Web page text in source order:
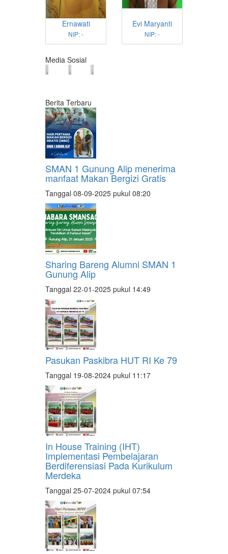
Ernawati
NIP: -
Evi Maryanti
NIP: -
Media Sosial
Berita Terbaru
SMAN 1 Gunung Alip menerima
manfaat Makan Bergizi Gratis
Tanggal 08-09-2025 pukul 08:20
Sharing Bareng Alumni SMAN 1
Gunung Alip
Tanggal 22-01-2025 pukul 14:49
Pasukan Paskibra HUT RI Ke 79
Tanggal 19-08-2024 pukul 11:17
In House Training (IHT)
Implementasi Pembelajaran
Berdiferensiasi Pada Kurikulum
Merdeka
Tanggal 25-07-2024 pukul 07:54